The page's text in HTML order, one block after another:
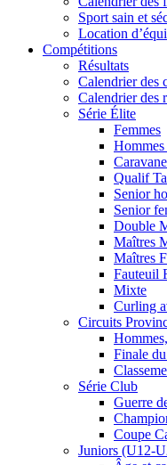
Sport sain et
Location
Compétitions
Résultats
Calendrier des
Calendrier des
Série Élite
Femmes
Qualif
Senior
Senior
Double
Maîtres
Maîtres
Fauteuil
Mixte
Curling
Circuits
Finale
Série Club
Guerre
Coupe
Juniors (U12-